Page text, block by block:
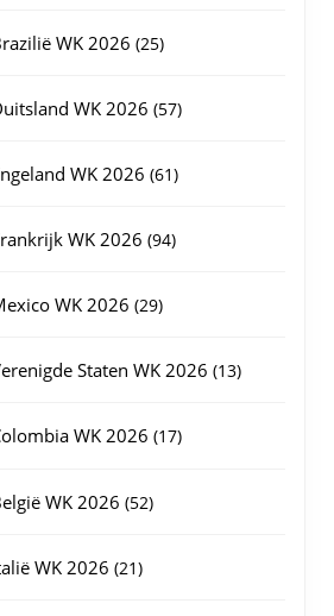
WK 2026 2525
WK 2026 5757
WK 2026 6161
WK 2026 9494
WK 2026 2929
Staten WK 2026 1313
WK 2026 1717
WK 2026 5252
WK 2026 2121